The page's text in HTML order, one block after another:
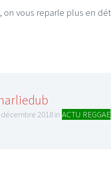
on vous reparle plus en
décembre 2018 in ACTU REGGAE